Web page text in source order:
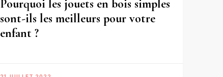
Pourquoi les jouets en bois simples
sont-ils les meilleurs pour votre
enfant ?